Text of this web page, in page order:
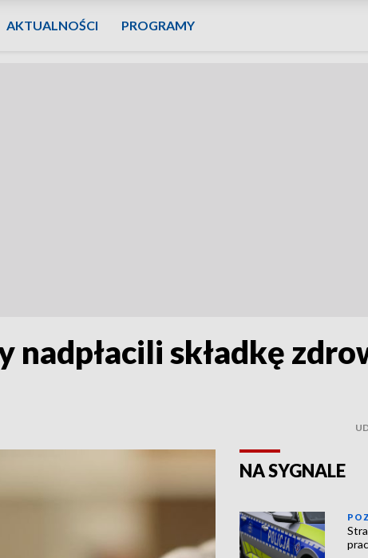
AKTUALNOŚCI PROGRAMY
nadpłacili składkę
NA SYGNALE